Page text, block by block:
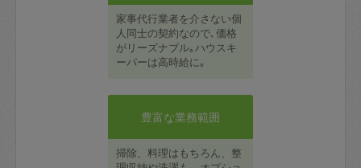
家事代行業者を介さない個
人同士の契約なので､価格
がリーズナブル｡ハウスキ
ーパーは高時給に｡
豊富な業務範囲
掃除、料理はもちろん、整